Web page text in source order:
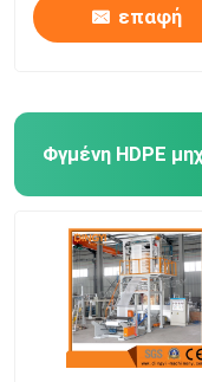
επαφή
Φγμένη HDPE